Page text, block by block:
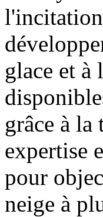
l'incitation
glace et à
grâce à
expertise
pour
neige à